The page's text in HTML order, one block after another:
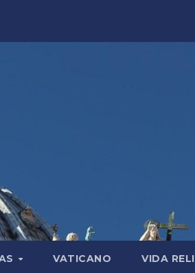
VATICANO VIDA